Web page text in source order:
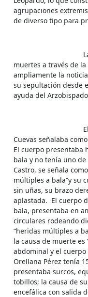
agrupaciones
de diverso tipo para
Las familias
muertes a través de
ampliamente la
su sepultación desde
ayuda del
El
Cuevas señalaba
El cuerpo presentaba
bala y no tenía uno
Castro, se señala
múltiples a bala”y su
sin uñas, su brazo
aplastada. El cuerpo
bala, presentaba en
circulares rodeando
“heridas múltiples a
la causa de muerte es
abdominal y el
Orellana Pérez tenía
presentaba surcos,
tobillos; la causa de
encefálica con salida